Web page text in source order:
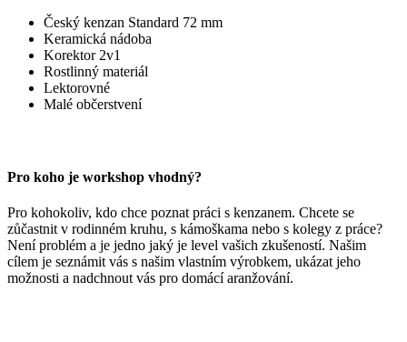
Český kenzan Standard 72 mm
Keramická nádoba
Korektor 2v1
Rostlinný materiál
Lektorovné
Malé občerstvení
Pro koho je workshop vhodný?
Pro kohokoliv, kdo chce poznat práci s kenzanem. Chcete se
zůčastnit v rodinném kruhu, s kámoškama nebo s kolegy z práce?
Není problém a je jedno jaký je level vašich zkušeností. Našim
cílem je seznámit vás s našim vlastním výrobkem, ukázat jeho
možnosti a nadchnout vás pro domácí aranžování.